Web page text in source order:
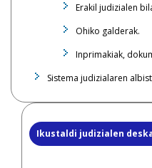
Erakil judizialen
Ohiko galderak.
Inprimakiak,
Sistema judizialaren
Ikustaldi judizialen